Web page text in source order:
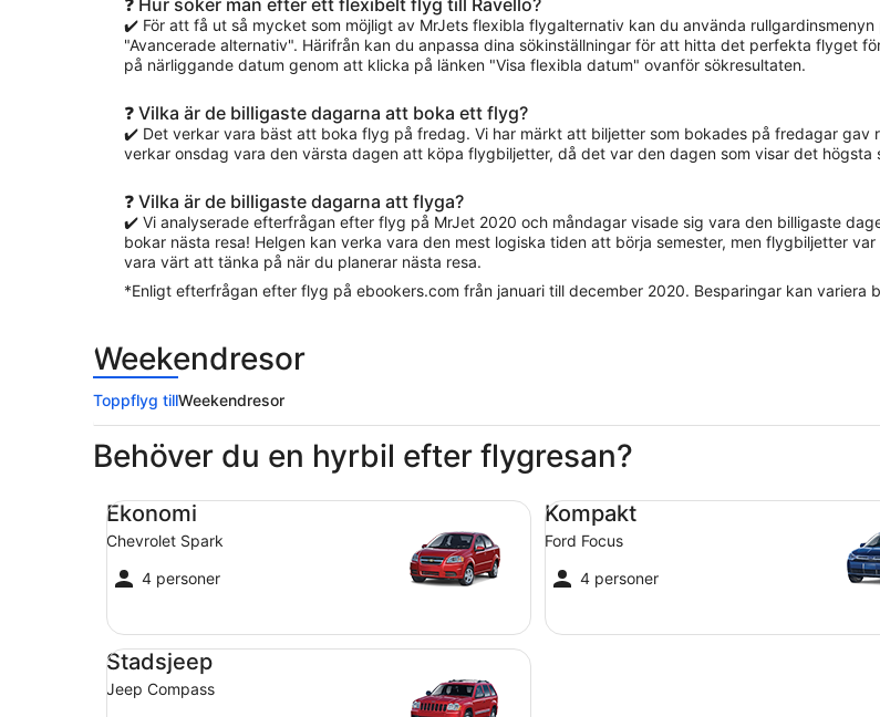
✔️ För att få ut så mycket som möjligt av MrJets flexibla flygalternativ kan du använda
"Avancerade alternativ". Härifrån kan du anpassa dina sökinställningar för att hitta det perfekta flyget
på närliggande datum genom att klicka på länken "Visa flexibla datum" ovanför sökresultaten.
❓ Vilka är de billigaste dagarna att boka ett flyg?
✔️ Det verkar vara bäst att boka flyg på fredag. Vi har märkt att biljetter som bokades på fredagar gav
verkar onsdag vara den värsta dagen att köpa flygbiljetter, då det var den dagen som visar det
❓ Vilka är de billigaste dagarna att flyga?
✔️ Vi analyserade efterfrågan efter flyg på MrJet 2020 och måndagar visade sig vara den billigaste
bokar nästa resa! Helgen kan verka vara den mest logiska tiden att börja semester, men flygbiljetter
vara värt att tänka på när du planerar nästa resa.
*Enligt efterfrågan efter flyg på ebookers.com från januari till december 2020. Besparingar kan variera
Weekendresor
Toppflyg tillWeekendresor
Behöver du en hyrbil efter flygresan?
Ekonomi
Chevrolet Spark
4 personer
Ekonomi Chevrolet Spark
Kompakt
Ford Focus
4 personer
Kompakt Ford Focus
Stadsjeep
Jeep Compass
Stadsjeep Jeep Compass